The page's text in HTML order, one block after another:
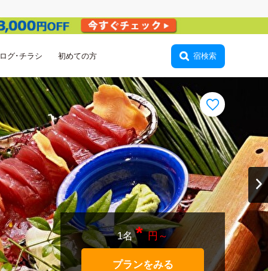
グ･チラシ 初めての方 宿検索
1名* 円～
プランをみる